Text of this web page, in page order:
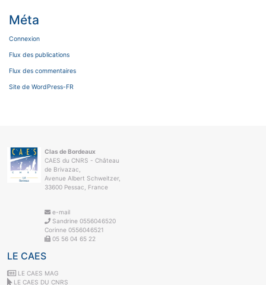
Méta
Connexion
Flux des publications
Flux des commentaires
Site de WordPress-FR
Clas de Bordeaux
CAES du CNRS - Château
de Brivazac,
Avenue Albert Schweitzer,
33600 Pessac, France
e-mail
Sandrine 0556046520
Corinne 0556046521
05 56 04 65 22
LE CAES
LE CAES MAG
LE CAES DU CNRS